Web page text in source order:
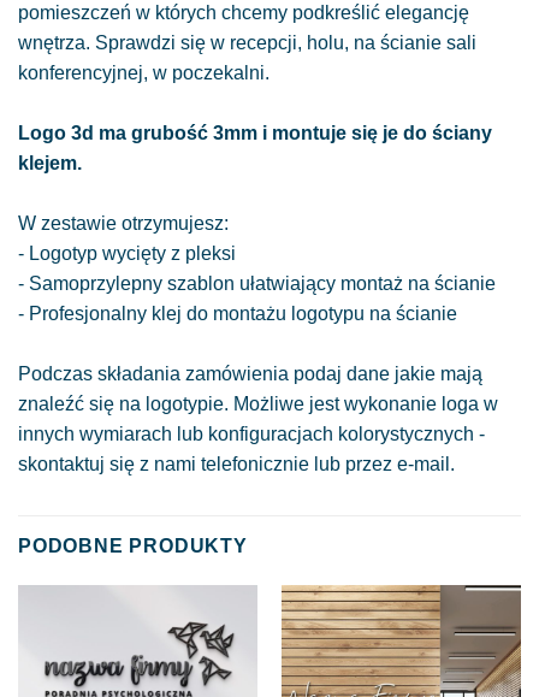
pomieszczeń w których chcemy podkreślić elegancję
wnętrza. Sprawdzi się w recepcji, holu, na ścianie sali
konferencyjnej, w poczekalni.
Logo 3d ma grubość 3mm i montuje się je do ściany
klejem.
W zestawie otrzymujesz:
- Logotyp wycięty z pleksi
- Samoprzylepny szablon ułatwiający montaż na ścianie
- Profesjonalny klej do montażu logotypu na ścianie
Podczas składania zamówienia podaj dane jakie mają
znaleźć się na logotypie. Możliwe jest wykonanie loga w
innych wymiarach lub konfiguracjach kolorystycznych -
skontaktuj się z nami telefonicznie lub przez e-mail.
PODOBNE PRODUKTY